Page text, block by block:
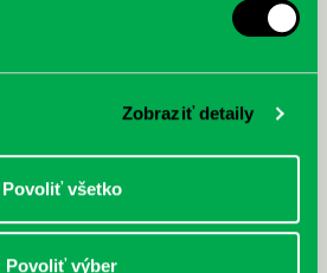
Zobraziť detaily
Povoliť všetko
Povoliť výber